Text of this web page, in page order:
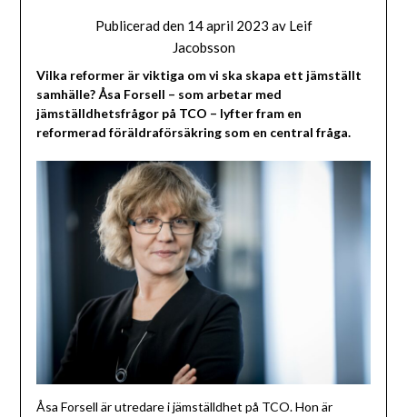
Publicerad den 14 april 2023 av Leif
Jacobsson
Vilka reformer är viktiga om vi ska skapa ett jämställt
samhälle? Åsa Forsell – som arbetar med
jämställdhetsfrågor på TCO – lyfter fram en
reformerad föräldraförsäkring som en central fråga.
Åsa Forsell är utredare i jämställdhet på TCO. Hon är